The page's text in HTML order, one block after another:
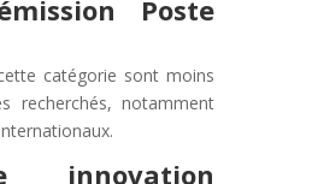
Poste
catégorie sont moins
recherchés, notamment
innovation